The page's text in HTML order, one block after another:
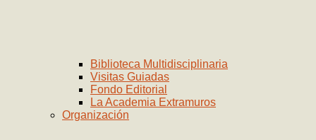
Biblioteca Multidisciplinaria
Visitas Guiadas
Fondo Editorial
La Academia Extramuros
Organización